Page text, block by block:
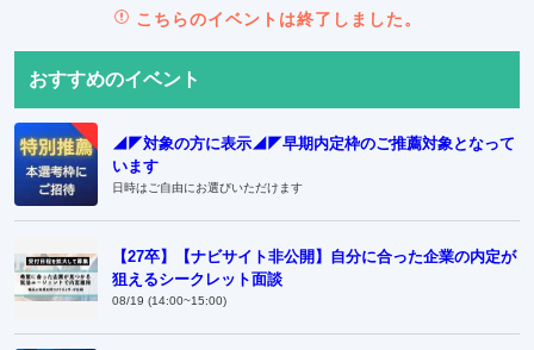
こちらのイベントは終了しました。
おすすめのイベント
◢◤対象の方に表示◢◤早期内定枠のご推薦対象となって
います
日時はご自由にお選びいただけます
【27卒】【ナビサイト非公開】自分に合った企業の内定が
狙えるシークレット面談
08/19 (14:00~15:00)